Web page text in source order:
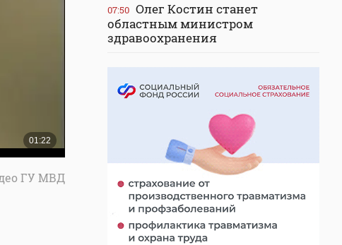
ГУ МВД
07:50 Олег Костин станет
областным министром
здравоохранения